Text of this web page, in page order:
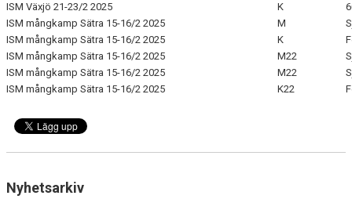
ISM Växjö 21-23/2 2025
K
ISM mångkamp Sätra 15-16/2 2025
M
ISM mångkamp Sätra 15-16/2 2025
K
ISM mångkamp Sätra 15-16/2 2025
M22
ISM mångkamp Sätra 15-16/2 2025
M22
ISM mångkamp Sätra 15-16/2 2025
K22
Nyhetsarkiv